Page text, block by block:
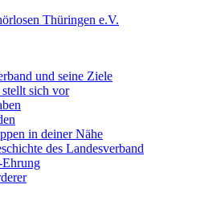
und seine Ziele
sich vor
in deiner Nähe
des Landesverband